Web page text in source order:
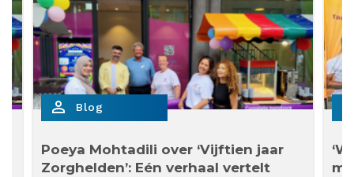
person_outline Blog
Poeya Mohtadili over ‘Vijftien jaar
Zorghelden’: Eén verhaal vertelt